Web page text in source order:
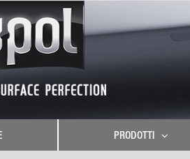
PRODOTTI